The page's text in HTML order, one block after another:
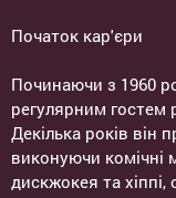
Початок кар'єри
Починаючи з 1960
регулярним гостем
Декілька років він
виконуючи комічні
дискжокея та